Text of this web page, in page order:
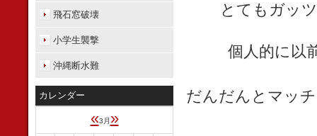
とてもガッ
個人的に以
だんだんとマッ
飛石窓破壊
小学生襲撃
沖縄断水難
カレンダー
«3月 »